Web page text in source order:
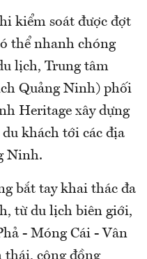
kiểm soát được đợt
thể nhanh chóng
lịch, Trung tâm
Quảng Ninh) phối
Heritage xây dựng
khách tới các địa
Ninh.
bắt tay khai thác đa
từ du lịch biên giới,
- Móng Cái - Vân